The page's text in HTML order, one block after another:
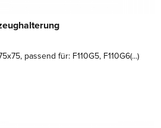
passend für: F110G5, F110G6(...)